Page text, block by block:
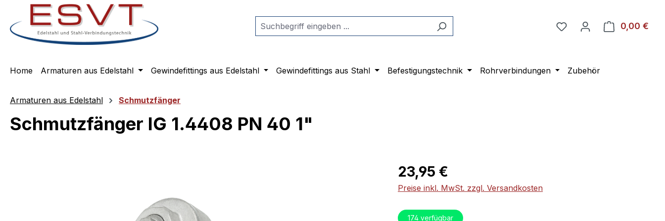
Hauptinhalt springen
Zur Suche springen
Zur Hauptnavigation springen
0,00 €
Home Armaturen aus Edelstahl Gewindefittings aus Edelstahl Gewindefittings aus Stahl Befestigungstechnik Rohrverbindungen Zubehör
Armaturen aus Edelstahl Schmutzfänger
Schmutzfänger IG 1.4408 PN 40 1"
Regulärer Preis:
23,95 €
Preise inkl. MwSt. zzgl. Versandkosten
174 verfügbar